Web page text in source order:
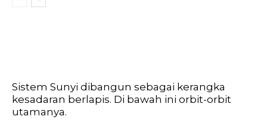
Sistem Sunyi dibangun sebagai kerangka
kesadaran berlapis. Di bawah ini orbit-orbit
utamanya.